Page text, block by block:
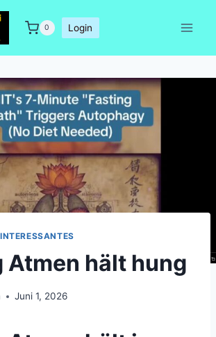
0 Login
INTERESSANTES
Atmen hält hung
Juni 1, 2026